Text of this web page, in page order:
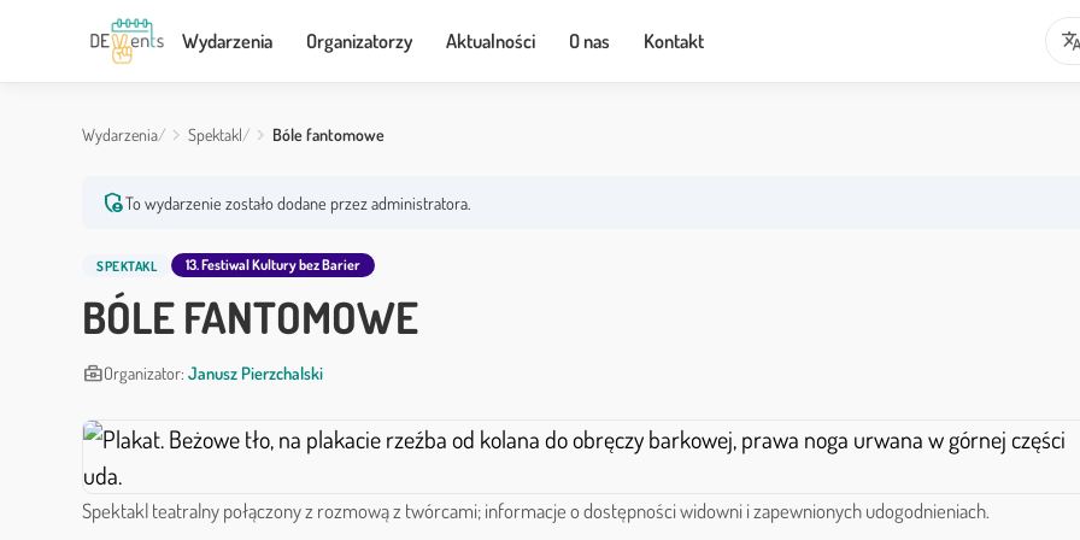
Wydarzenia Organizatorzy Aktualności O nas Kontakt translate
Wydarzenia Spektakl Bóle fantomowe
admin_panel_settingsTo wydarzenie zostało dodane przez administratora.
SPEKTAKL 13. Festiwal Kultury bez Barier
BÓLE FANTOMOWE
business_centerOrganizator: Janusz Pierzchalski
Spektakl teatralny połączony z rozmową z twórcami; informacje o dostępności widowni i zapewnionych udogodnieniach.